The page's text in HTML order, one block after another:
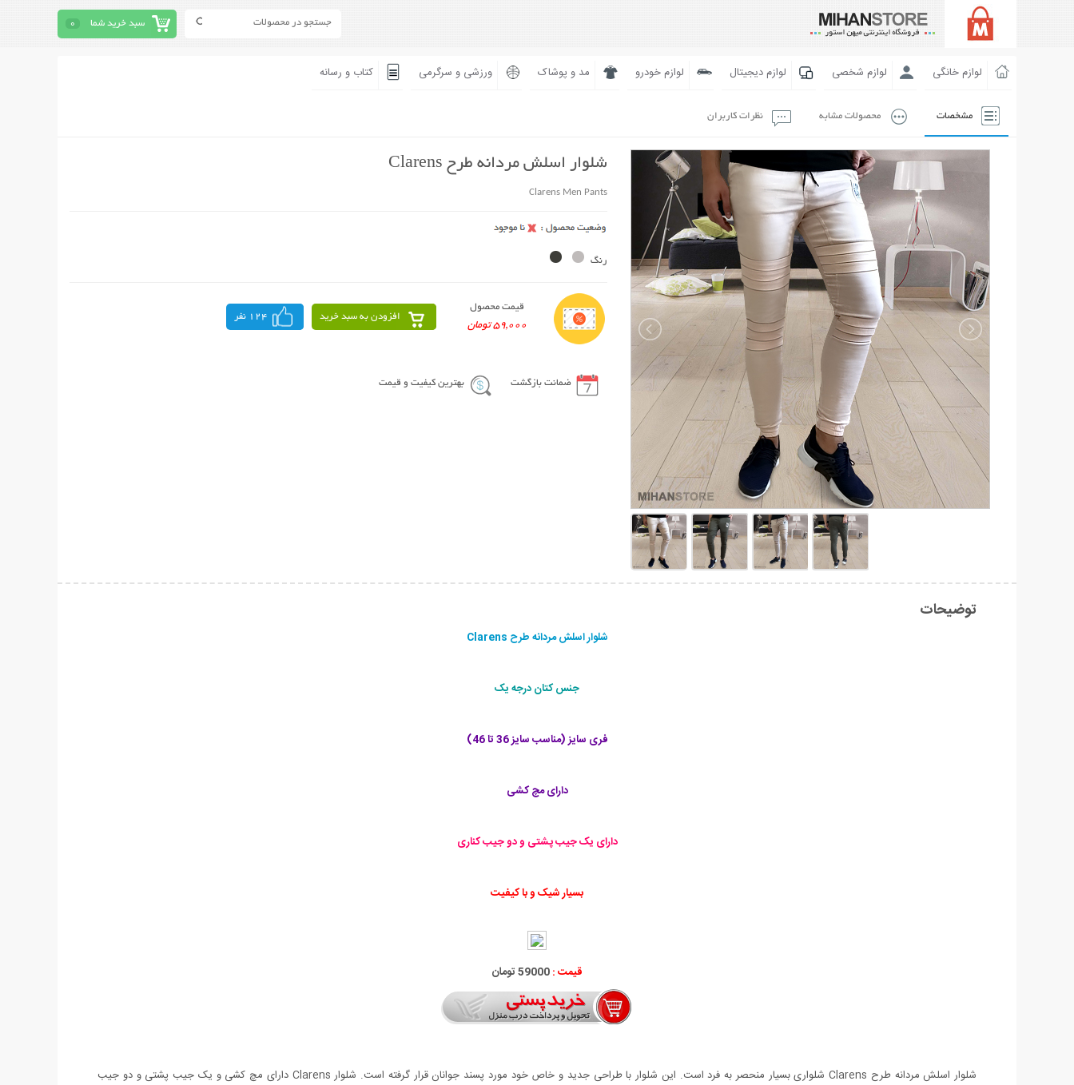
سبد خرید شما 0
لوازم خانگی لوازم شخصی لوازم دیجیتال لوازم خودرو مد و پوشاک ورزشی و سرگرمی کتاب و رسانه
مشخصات محصولات مشابه نظرات کاربران
شلوار اسلش مردانه طرح Clarens
Clarens Men Pants
رنگ
قیمت محصول
59,000 تومان
افزودن به سبد خرید 124 نفر
ضمانت بازگشت بهترین کیفیت و قیمت
توضیحات
شلوار اسلش مردانه طرح Clarens
جنس کتان درجه یک
فری سایز (مناسب سایز 36 تا 46)
دارای مچ کشی
دارای یک جیب پشتی و دو جیب کناری
بسیار شیک و با کیفیت
قیمت :59000 تومان
شلوار اسلش مردانه طرح Clarens شلواری بسیار منحصر به فرد است. این شلوار با طراحی جدید و خاص خود مورد پسند جوانان قرار گرفته است. شلوار Clarens دارای مچ کشی و یک جیب پشتی و دو جیب